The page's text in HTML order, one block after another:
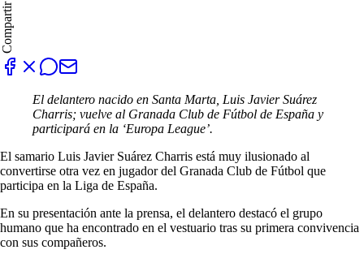
Compartir
El delantero nacido en Santa Marta, Luis Javier Suárez
Charris; vuelve al Granada Club de Fútbol de España y
participará en la ‘Europa League’.
El samario Luis Javier Suárez Charris está muy ilusionado al
convertirse otra vez en jugador del Granada Club de Fútbol que
participa en la Liga de España.
En su presentación ante la prensa, el delantero destacó el grupo
humano que ha encontrado en el vestuario tras su primera convivencia
con sus compañeros.